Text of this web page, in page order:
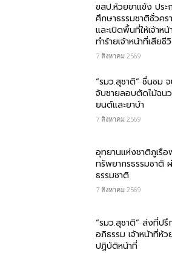
ขสป.ห้วยขาแข้ง ประ
ศึกษาธรรมชาติชั่วค
และเปิดพื้นที่ให้เจ้าห
ทำร้ายเจ้าหน้าที่เสียชี
7 สิงหาคม 2569
“รมว.สุชาติ” ชื่นชม​
จับชายลอบตัดไม้ฉน
ยนต์และยาบ้า
7 สิงหาคม 2569
อุทยานแห่งชาติภูเรือ
ทรัพยากรธรรมชาติ
ธรรมชาติ
7 สิงหาคม 2569
“รมว.สุชาติ” ส่งที่ป
อภิธรรม เจ้าหน้าที่ห้
ปฏิบัติหน้าที่